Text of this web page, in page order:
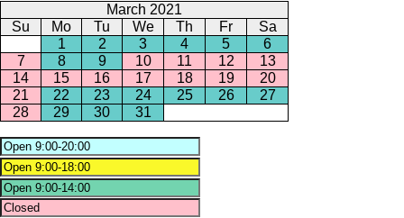
March 2021
Su
Mo Tu We Th Fr
Sa
1
2 3 4 5
6
7
8 9 10 11 12
13
14
15 16 17 18 19
20
21
22 23 24 25 26
27
28
29 30 31